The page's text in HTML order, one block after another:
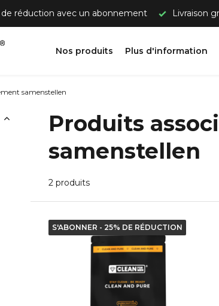
de réduction avec un abonnement Livraison
Nos produits Plus d'information
samenstellen
Produits
samenstellen
2 produits
S'ABONNER - 25% DE RÉDUCTION